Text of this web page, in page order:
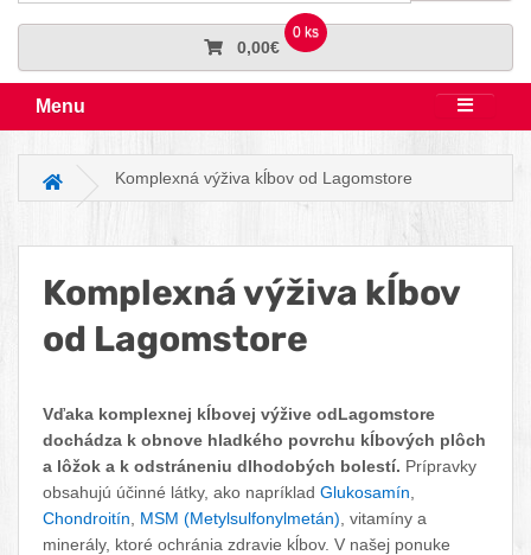
0 ks
0,00€
Menu
Hlavná stránkaKomplexná výživa kĺbov od Lagomstore
Komplexná výživa kĺbov
od Lagomstore
Facebook
Twitter
Pinterest
LinkedIn
Tumblr
reddit
Vďaka komplexnej kĺbovej výžive odLagomstore
dochádza k obnove hladkého povrchu kĺbových plôch
a lôžok a k odstráneniu dlhodobých bolestí. Prípravky
obsahujú účinné látky, ako napríklad Glukosamín
Chondroitín
MSM (Metylsulfonylmetán) , vitamíny a
minerály, ktoré ochránia zdravie kĺbov. V našej ponuke